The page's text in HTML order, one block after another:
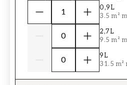
0,9L
3.5 m²
2,7L
9.5 m²
9L
31.5